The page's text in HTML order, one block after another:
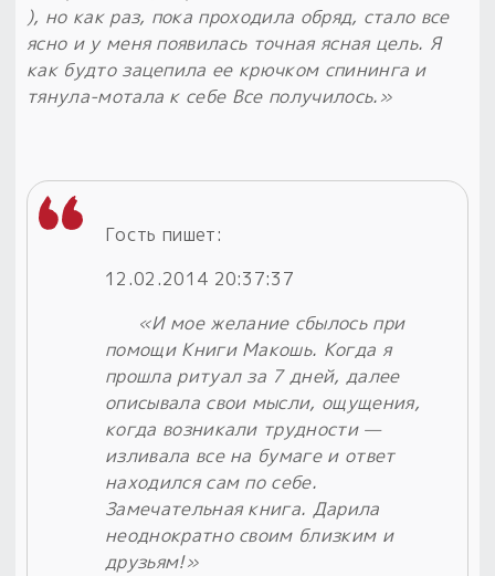
), но как раз, пока проходила обряд, стало все
ясно и у меня появилась точная ясная цель. Я
как будто зацепила ее крючком спининга и
тянула-мотала к себе Все получилось.»
Гость пишет:
12.02.2014 20:37:37
«И мое желание сбылось при
помощи Книги Макошь. Когда я
прошла ритуал за 7 дней, далее
описывала свои мысли, ощущения,
когда возникали трудности —
изливала все на бумаге и ответ
находился сам по себе.
Замечательная книга. Дарила
неоднократно своим близким и
друзьям!»